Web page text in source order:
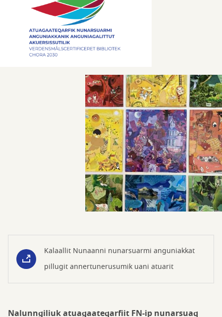
Kalaallit Nunaanni nunarsuarmi anguniakkat
pillugit annertunerusumik uani atuarit
Nalunngiliuk atuagaateqarfiit FN-ip nunarsuaq